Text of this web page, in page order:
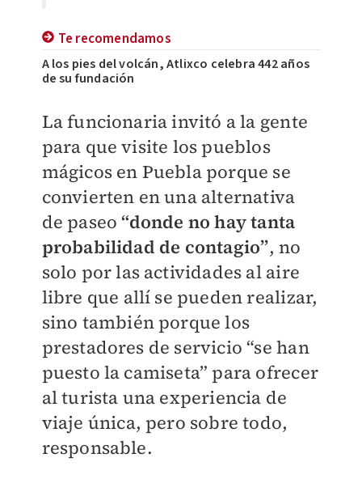
Te recomendamos
A los pies del volcán, Atlixco celebra 442 años
de su fundación
La funcionaria invitó a la gente
para que visite los pueblos
mágicos en Puebla porque se
convierten en una alternativa
de paseo “donde no hay tanta
probabilidad de contagio”, no
solo por las actividades al aire
libre que allí se pueden realizar,
sino también porque los
prestadores de servicio “se han
puesto la camiseta” para ofrecer
al turista una experiencia de
viaje única, pero sobre todo,
responsable.